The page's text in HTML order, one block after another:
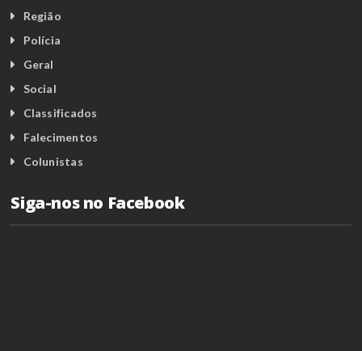
Região
Polícia
Geral
Social
Classificados
Falecimentos
Colunistas
Siga-nos no Facebook